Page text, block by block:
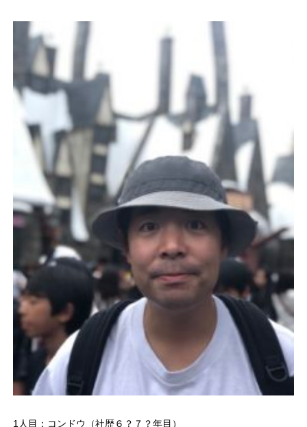
1人目：コンドウ（社歴６？７？年目）